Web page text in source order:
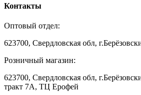
Контакты
Оптовый отдел:
623700, Свердловская обл,
Розничный магазин:
623700, Свердловская обл,
тракт 7А, ТЦ Ерофей